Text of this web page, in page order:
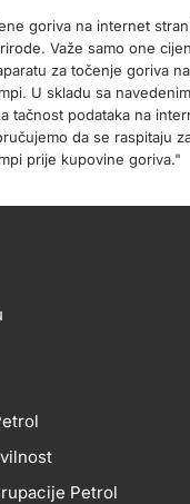
goriva na internet
Važe samo one
za točenje goriva
U skladu sa
tačnost podataka na
da se raspitaju
prije kupovine goriva."
Petrol